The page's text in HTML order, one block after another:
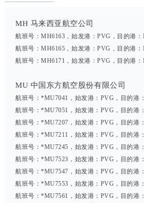
MH 马来西亚航空公司
航班号：MH6163，始发港：PVG，目的港
航班号：MH6165，始发港：PVG，目的港
航班号：MH6171，始发港：PVG，目的港
MU 中国东方航空股份有限公司
航班号：*MU7041，始发港：PVG，目的港
航班号：*MU7051，始发港：PVG，目的港
航班号：*MU7207，始发港：PVG，目的港
航班号：*MU7211，始发港：PVG，目的港
航班号：*MU7245，始发港：PVG，目的港
航班号：*MU7523，始发港：PVG，目的港
航班号：*MU7547，始发港：PVG，目的港
航班号：*MU7553，始发港：PVG，目的港
航班号：*MU7561，始发港：PVG，目的港